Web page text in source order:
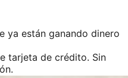
ya están ganando dinero
tarjeta de crédito. Sin